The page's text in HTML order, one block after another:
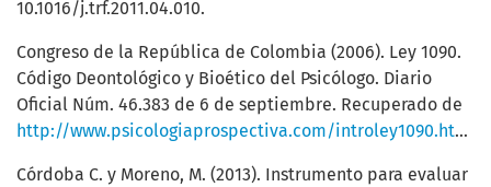
10.1016/j.trf.2011.04.010.
Congreso de la República de Colombia (2006). Ley 1090.
Código Deontológico y Bioético del Psicólogo. Diario
Oficial Núm. 46.383 de 6 de septiembre. Recuperado de
http://www.psicologiaprospectiva.com/introley1090.html
Córdoba C. y Moreno, M. (2013). Instrumento para evaluar